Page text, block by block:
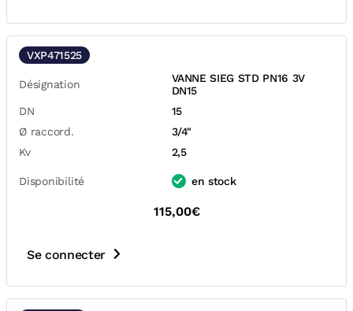
VXP471525
Désignation
VANNE SIEG STD PN16 3V
DN15
DN
15
Ø raccord.
3/4"
Kv
2,5
Disponibilité en stock
115,00€
Se connecter